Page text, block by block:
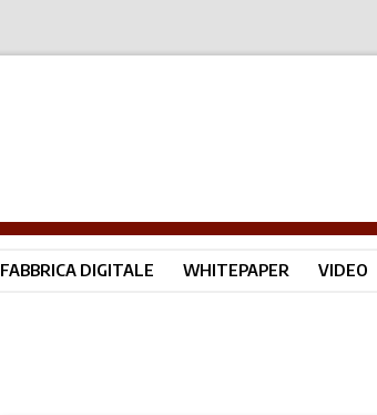
FABBRICA DIGITALE WHITEPAPER VIDEO